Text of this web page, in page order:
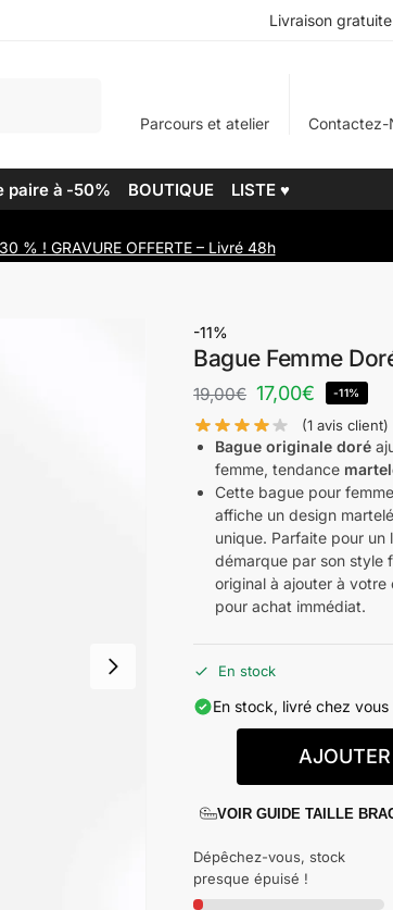
Livraison
Parcours et atelier Contactez-
paire à -50% BOUTIQUE LISTE ♥
% ! GRAVURE OFFERTE – Livré 48h
-11%
Bague Femme
19,00€ 17,00€ -11%
(1avis client)
Bague originale doré
femme, tendance
Cette bague pour
affiche un design
unique. Parfaite pour un
démarque par son style
original à ajouter à
pour achat immédiat.
En stock
En stock, livré chez vous
VOIR GUIDE TAILLE
Dépêchez-vous, stock
presque épuisé !